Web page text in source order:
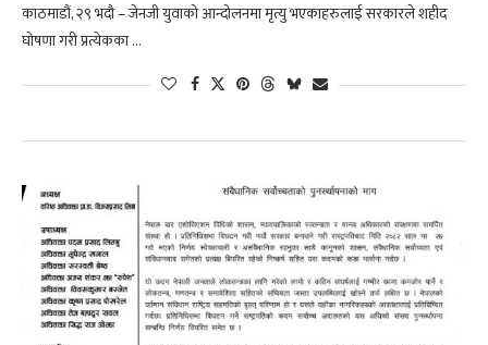
काठमाडौं, २९ भदौ – जेनजी युवाको आन्दोलनमा मृत्यु भएकाहरुलाई सरकारले शहीद
घोषणा गरी प्रत्येकका …